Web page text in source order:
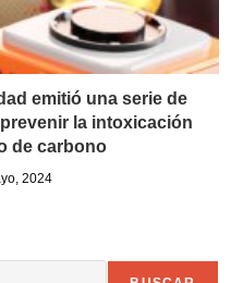
emitió una serie de
la intoxicación
de carbono
2024